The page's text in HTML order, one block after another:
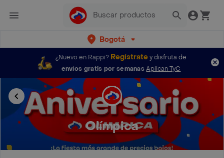
Bogotá
¿Nuevo en Rappi? Regístratey disfruta de
envíos gratis por semanas Aplican TyC
Olímpica